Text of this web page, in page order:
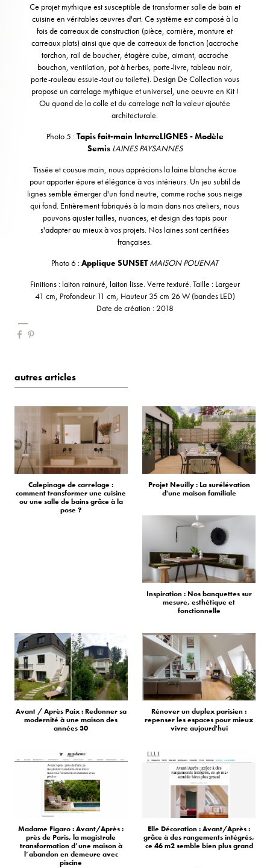
Ce projet mythique est susceptible de transformer salle de bain et
cuisine en véritables œuvres d'art. Ce système est composé à la
fois de carreaux de construction (pièce, cornière, monture et
carreaux plats) ainsi que que de carreaux de fonction (accroche
torchon, rail de boucher, étagère cube, aimant, accroche
bouchon, ventilation, pot à herbes, porte-livre, tableau noir,
porte-rouleau essuie-tout ou toilette). Design De Collection vous
propose un carrelage mythique et universel, une oeuvre en Kit !
Ou quand de la colle et du carrelage naît la valeur ajoutée
architecturale.
Photo 5 :Tapis fait-main InterreLIGNES - Modèle
Semis LAINES PAYSANNES
Tissée et cousue main, nous apprécions la laine blanche écrue
pour apporter épure et élégance à vos intérieurs. Un jeu subtil de
lignes semble émerger d'un fond neutre, comme roche sous neige
qui fond. Entièrement fabriqués à la main dans nos ateliers, nous
pouvons ajuster tailles, nuances, et design des tapis pour
s'adapter au mieux à vos projets. Nos laines sont certifiées
françaises.
Photo 6 :Applique SUNSETMAISON POUENAT
Finitions : laiton rainuré, laiton lisse. Verre texturé. Taille : Largeur
41 cm, Profondeur 11 cm, Hauteur 35 cm 26 W (bandes LED)
Date de création : 2018
autres articles
Calepinage de carrelage :
comment transformer une cuisine
ou une salle de bains grâce à la
pose ?
Projet Neuilly : La surélévation
d'une maison familiale
Inspiration : Nos banquettes sur
mesure, esthétique et
fonctionnelle
Avant / Après Paix : Redonner sa
modernité à une maison des
années 30
Rénover un duplex parisien :
repenser les espaces pour mieux
vivre aujourd'hui
Madame Figaro : Avant/Après :
près de Paris, la magistrale
transformation d’une maison à
l’abandon en demeure avec
piscine
Elle Décoration : Avant/Après :
grâce à des rangements intégrés,
ce 46 m2 semble bien plus grand